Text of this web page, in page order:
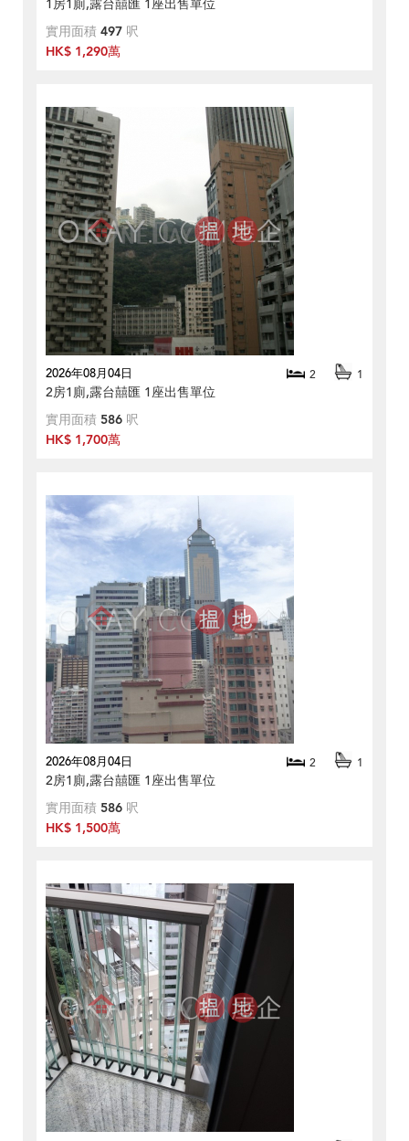
1房1廁,露台囍匯 1座出售單位
實用面積 497 呎
HK$ 1,290萬
2026年08月04日 2 1
2房1廁,露台囍匯 1座出售單位
實用面積 586 呎
HK$ 1,700萬
2026年08月04日 2 1
2房1廁,露台囍匯 1座出售單位
實用面積 586 呎
HK$ 1,500萬